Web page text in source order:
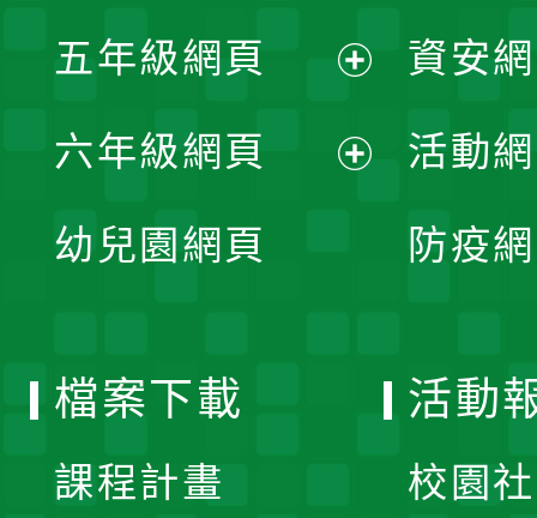
單
選
單
開
選
五年級網頁
開
六年級網頁
幼兒園網頁
資安
活動
防疫
檔案下載
課程計畫
活動
校園